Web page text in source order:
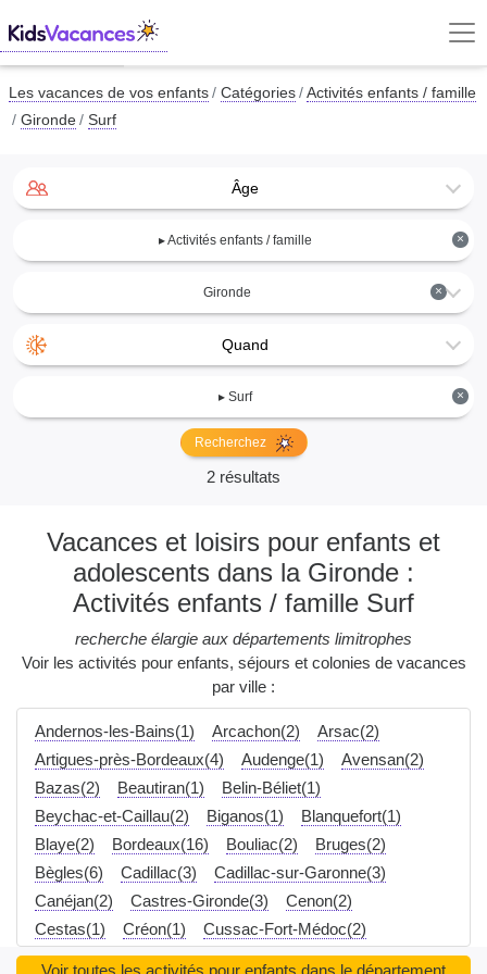
Les vacances de vos enfants Catégories
Activités enfants / famille
Gironde
Surf
Âge
×
▸ Activités enfants / famille
×
Gironde
Quand
×
▸ Surf
Recherchez
2 résultats
Vacances et loisirs pour enfants et
adolescents dans la Gironde :
Activités enfants / famille Surf
recherche élargie aux départements limitrophes
Voir les activités pour enfants, séjours et colonies de vacances
par ville :
Andernos-les-Bains(1) Arcachon(2)
Arsac(2)
Artigues-près-Bordeaux(4)
Audenge(1)
Avensan(2)
Bazas(2)
Beautiran(1)
Belin-Béliet(1)
Beychac-et-Caillau(2)
Biganos(1)
Blanquefort(1)
Blaye(2)
Bordeaux(16) Bouliac(2)
Bruges(2)
Bègles(6)
Cadillac(3)
Cadillac-sur-Garonne(3)
Canéjan(2)
Castres-Gironde(3)
Cenon(2)
Cestas(1)
Créon(1)
Cussac-Fort-Médoc(2)
Eysines(4)
Floirac(2) Galgon(2)
Gradignan(2)